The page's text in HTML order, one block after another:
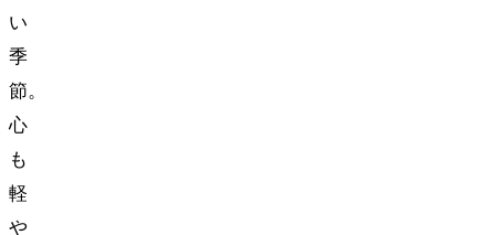
い
季
節。
心
も
軽
や